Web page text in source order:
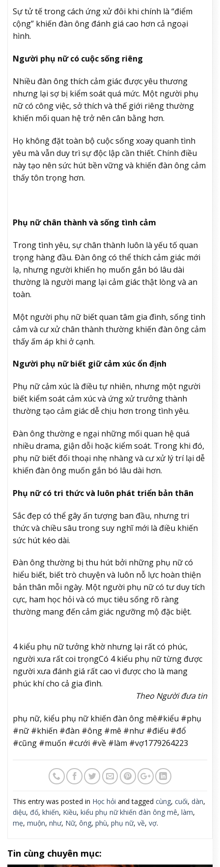
Sự tử tế trong cách ứng xử đôi khi chính là “điểm
cộng” khiến đàn ông đánh giá cao hơn cả ngoại
hình.
Người phụ nữ có cuộc sống riêng
Nhiều đàn ông thích cảm giác được yêu thương
nhưng lại sợ bị kiểm soát quá mức. Một người phụ
nữ có công việc, sở thích và thế giới riêng thường
khiến mối quan hệ trở nên cân bằng hơn.
Họ không đặt toàn bộ cuộc sống xoay quanh tình
yêu mà vẫn duy trì sự độc lập cần thiết. Chính điều
này tạo nên sức hút bền vững và khiến đàn ông cảm
thấy tôn trọng hơn.
Phụ nữ chân thành và sống tình cảm
Trong tình yêu, sự chân thành luôn là yếu tố quan
trọng hàng đầu. Đàn ông có thể thích cảm giác mới
lạ, nhưng người khiến họ muốn gắn bó lâu dài
thường là người mang lại cảm giác thật lòng và an
toàn.
Một người phụ nữ biết quan tâm gia đình, sống tình
cảm và cư xử chân thành thường khiến đàn ông cảm
thấy ấm áp khi ở cạnh.
Người phụ nữ biết giữ cảm xúc ổn định
Phụ nữ cảm xúc là điều tự nhiên, nhưng một người
biết kiểm soát cảm xúc và ứng xử trưởng thành
thường tạo cảm giác dễ chịu hơn trong tình yêu.
Đàn ông thường e ngại những mối quan hệ quá
nhiều drama, giận dỗi hoặc kiểm soát. Trong khi đó,
phụ nữ biết đối thoại nhẹ nhàng và cư xử lý trí lại dễ
khiến đàn ông muốn gắn bó lâu dài hơn.
Phụ nữ có tri thức và luôn phát triển bản thân
Sắc đẹp có thể gây ấn tượng ban đầu, nhưng tri
thức và chiều sâu trong suy nghĩ mới là điều khiến
sức hút kéo dài.
Đàn ông thường bị thu hút bởi những phụ nữ có
hiểu biết, biết trò chuyện và luôn nỗ lực hoàn thiện
bản thân mỗi ngày. Một người phụ nữ có tư duy tích
cực, ham học hỏi và có mục tiêu sống rõ ràng
thường mang đến cảm giác ngưỡng mộ đặc biệt.
4 kiểu phụ nữ tưởng khờ nhưng lại rất có phúc,
người xưa rất coi trọngCó 4 kiểu phụ nữ từng được
người xưa đánh giá rất cao vì được cho là mang
phúc khí cho cả gia đình.
Theo Người đưa tin
phụ nữ, kiểu phụ nữ khiến đàn ông mê#kiểu #phụ
#nữ #khiến #đàn #ông #mê #như #điếu #đổ
#cũng #muốn #cưới #về #làm #vợ1779264223
This entry was posted in Học hỏi and tagged cùng, cuối, dàn,
diệu, đố, khiến, Kiều, kiểu phụ nữ khiến đàn ông mê, làm,
mẹ, muộn, như, Nữ, ông, phù, phụ nữ, về, vợ.
Tin cùng chuyên mục: